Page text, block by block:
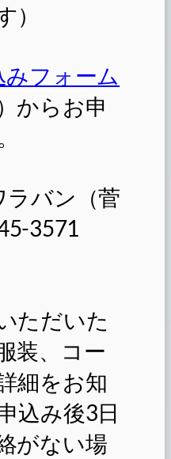
）
みフォーム
からお申
バン（菅
3571
ただいた
装、コー
細をお知
込み後3日
がない場